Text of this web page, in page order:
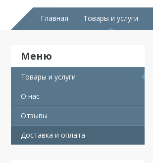
Главная Товары и услуги
Товары и услуги
О нас
Отзывы
Доставка и оплата